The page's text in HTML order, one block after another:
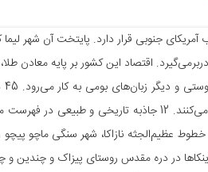
جنوبی قرار دارد. پایتخت آن شهر
اقتصاد این کشور بر پایه
سرخپوست در کشور پرو زندگی می‌کنند. 12
عظیم‌الجثه نازاکا، شهر سنگی ماچو پیچو
در دره مقدس روستای پیزاک و چندین و